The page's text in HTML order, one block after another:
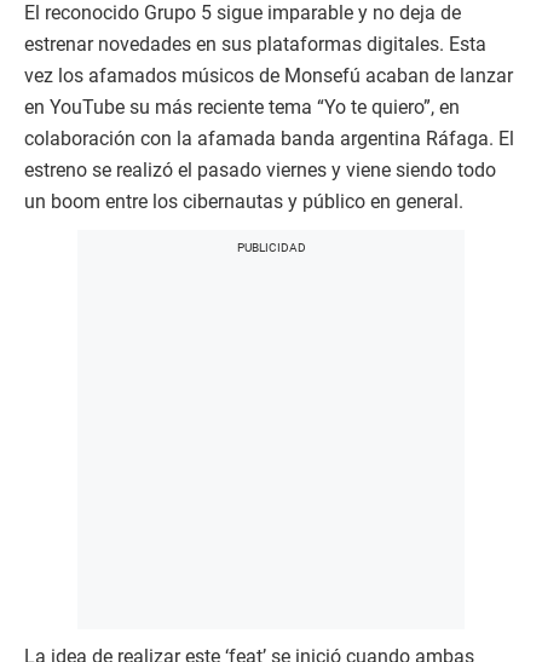
El reconocido Grupo 5 sigue imparable y no deja de
estrenar novedades en sus plataformas digitales. Esta
vez los afamados músicos de Monsefú acaban de lanzar
en YouTube su más reciente tema “Yo te quiero”, en
colaboración con la afamada banda argentina Ráfaga. El
estreno se realizó el pasado viernes y viene siendo todo
un boom entre los cibernautas y público en general.
La idea de realizar este ‘feat’ se inició cuando ambas